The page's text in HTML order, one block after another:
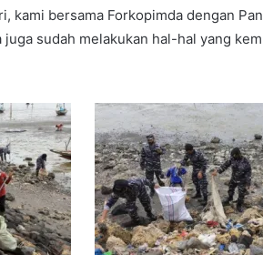
kami bersama Forkopimda dengan
sudah melakukan hal-hal yang